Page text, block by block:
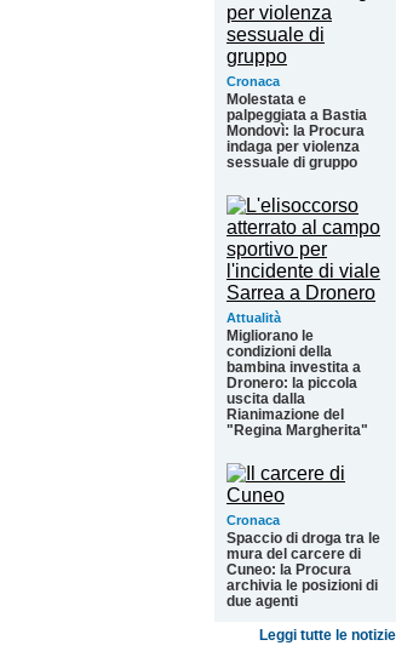
Cronaca
Molestata e
palpeggiata a Bastia
Mondovì: la Procura
indaga per violenza
sessuale di gruppo
Attualità
Migliorano le
condizioni della
bambina investita a
Dronero: la piccola
uscita dalla
Rianimazione del
"Regina Margherita"
Cronaca
Spaccio di droga tra le
mura del carcere di
Cuneo: la Procura
archivia le posizioni di
due agenti
Leggi tutte le notizie